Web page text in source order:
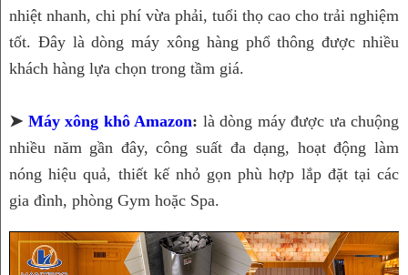
nhiệt nhanh, chi phí vừa phải, tuổi thọ cao cho trải nghiệm
tốt. Đây là dòng máy xông hàng phổ thông được nhiều
khách hàng lựa chọn trong tầm giá.
➤ Máy xông khô Amazon: là dòng máy được ưa chuộng
nhiều năm gần đây, công suất đa dạng, hoạt động làm
nóng hiệu quả, thiết kế nhỏ gọn phù hợp lắp đặt tại các
gia đình, phòng Gym hoặc Spa.